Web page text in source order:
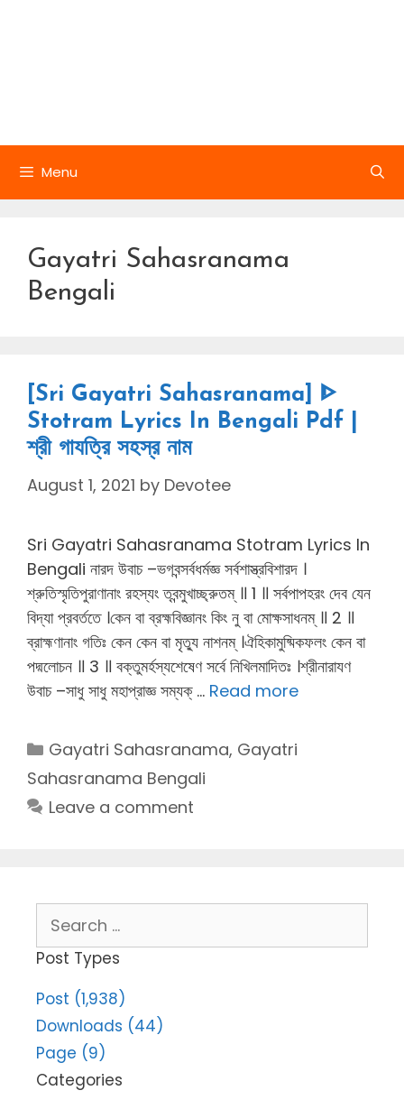
Menu
Gayatri Sahasranama
Bengali
[Sri Gayatri Sahasranama] ᐈ
Stotram Lyrics In Bengali Pdf |
শ্রী গাযত্রি সহস্র নাম
August 1, 2021 by Devotee
Sri Gayatri Sahasranama Stotram Lyrics In
Bengali নারদ উবাচ –ভগবন্সর্বধর্মজ্ঞ সর্বশাস্ত্রবিশারদ ।
শ্রুতিস্মৃতিপুরাণানাং রহস্যং ত্বন্মুখাচ্ছ্রুতম্ ॥ 1 ॥ সর্বপাপহরং দেব যেন
বিদ্যা প্রবর্ততে ।কেন বা ব্রহ্মবিজ্ঞানং কিং নু বা মোক্ষসাধনম্ ॥ 2 ॥
ব্রাহ্মণানাং গতিঃ কেন কেন বা মৃত্যু নাশনম্ ।ঐহিকামুষ্মিকফলং কেন বা
পদ্মলোচন ॥ 3 ॥ বক্তুমর্হস্যশেষেণ সর্বে নিখিলমাদিতঃ ।শ্রীনারাযণ
উবাচ –সাধু সাধু মহাপ্রাজ্ঞ সম্যক্ … Read more
Categories
Gayatri Sahasranama, Gayatri
Sahasranama Bengali
Leave a comment
for:
Post Types
Post (1,938)
Downloads (44)
Page (9)
Categories